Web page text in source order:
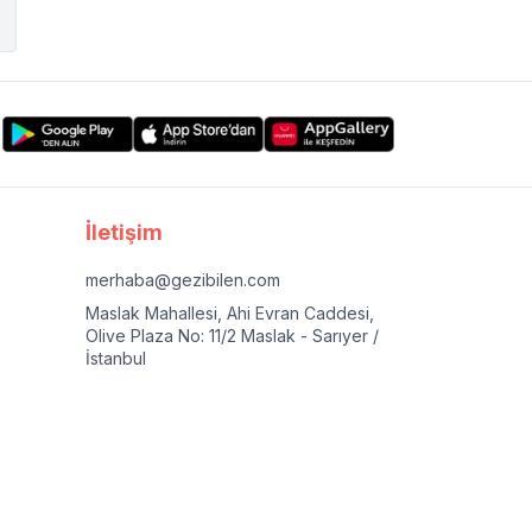
İletişim
merhaba@gezibilen.com
Maslak Mahallesi, Ahi Evran Caddesi,
Olive Plaza No: 11/2 Maslak - Sarıyer /
İstanbul